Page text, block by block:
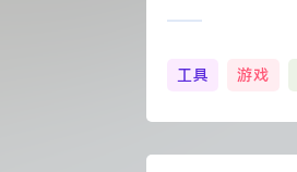
工具 游戏